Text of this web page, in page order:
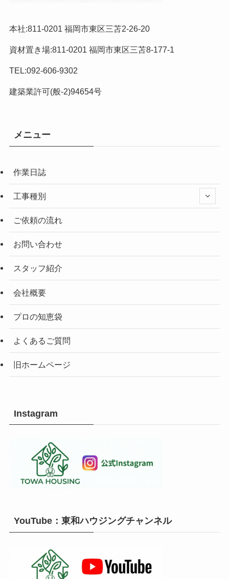
本社:811-0201 福岡市東区三苫2-26-20
資材置き場:811-0201 福岡市東区三苫8-177-1
TEL:092-606-9302
建築業許可(般-2)94654号
メニュー
作業日誌
工事種別
ご依頼の流れ
お問い合わせ
スタッフ紹介
会社概要
プロの知恵袋
よくあるご質問
旧ホームページ
Instagram
YouTube：東和ハウジングチャンネル